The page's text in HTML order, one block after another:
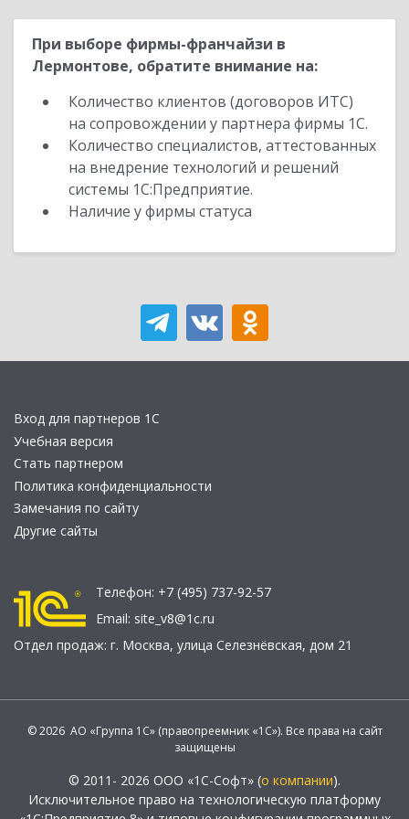
При выборе фирмы-франчайзи в
Лермонтове, обратите внимание на:
Количество клиентов (договоров ИТС)
на сопровождении у партнера фирмы 1С.
Количество специалистов, аттестованных
на внедрение технологий и решений
системы 1С:Предприятие.
Наличие у фирмы статуса
Вход для партнеров 1С
Учебная версия
Стать партнером
Политика конфиденциальности
Замечания по сайту
Другие сайты
Телефон: +7 (495) 737-92-57
Email: site_v8@1c.ru
Отдел продаж: г. Москва, улица Селезнёвская, дом 21
© 2026 АО «Группа 1С» (правопреемник «1С»). Все права на сайт
защищены
© 2011- 2026 ООО «1С-Софт» (о компании).
Исключительное право на технологическую платформу